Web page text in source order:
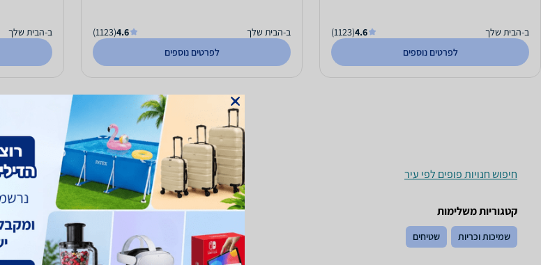
ב-הבית שלך 4.6
(1123)
לפרטים נוספים
ב-הבית שלך 4.6
(1123)
לפרטים נוספים
ב-הבית שלך
חיפוש חנויות פופים לפי עיר
קטגוריות משלימות
שמיכות וכריות שטיחים